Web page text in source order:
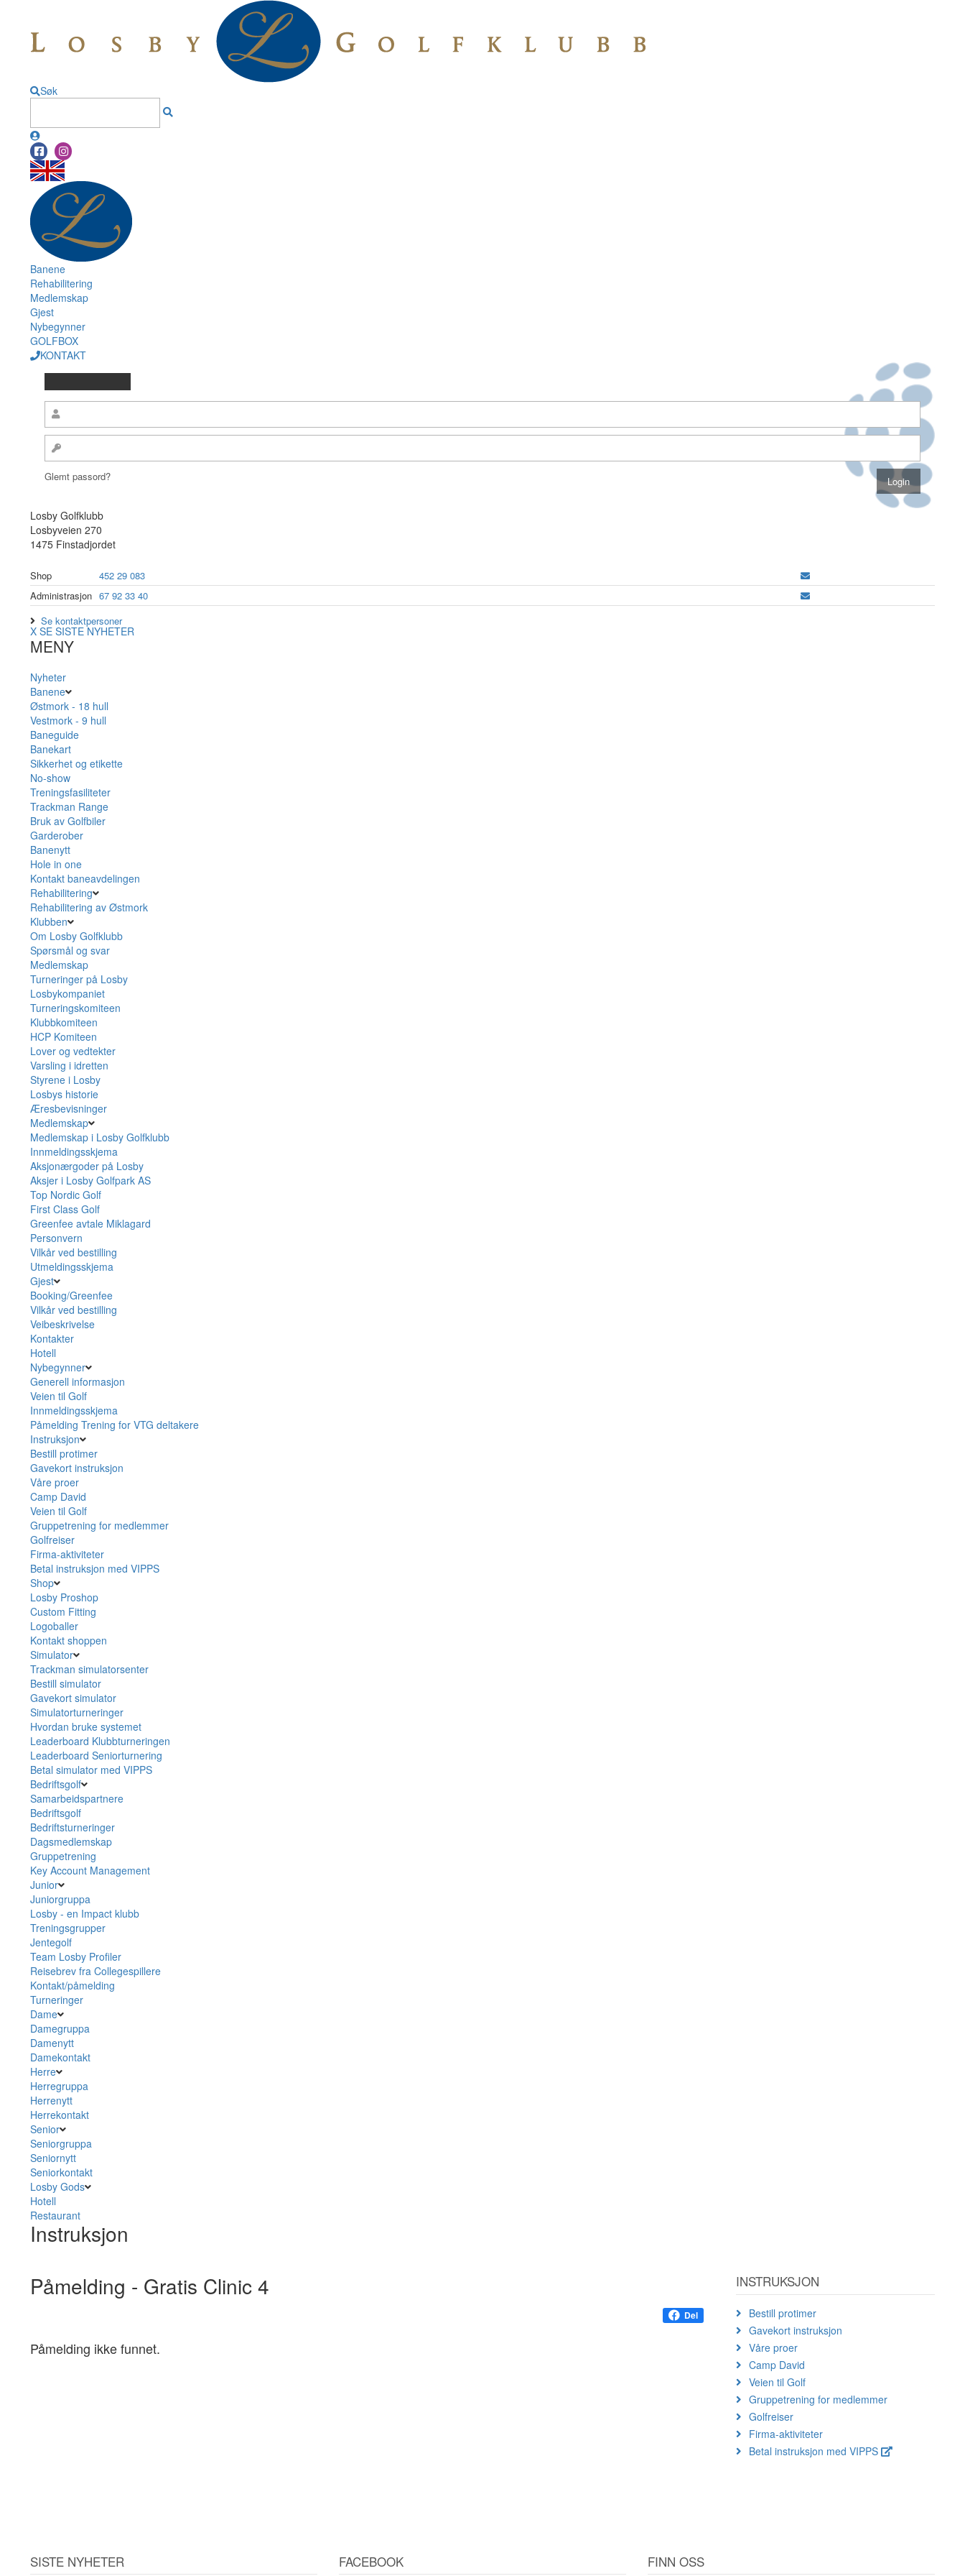
Søk
Banene
Rehabilitering
Medlemskap
Gjest
Nybegynner
GOLFBOX
KONTAKT
Glemt passord?
Losby Golfklubb
Losbyveien 270
1475 Finstadjordet
Shop
452 29 083
Administrasjon 67 92 33 40
Se kontaktpersoner
X SE SISTE NYHETER
MENY
Nyheter
Banene
Østmork - 18 hull
Vestmork - 9 hull
Baneguide
Banekart
Sikkerhet og etikette
No-show
Treningsfasiliteter
Trackman Range
Bruk av Golfbiler
Garderober
Banenytt
Hole in one
Kontakt baneavdelingen
Rehabilitering
Rehabilitering av Østmork
Klubben
Om Losby Golfklubb
Spørsmål og svar
Medlemskap
Turneringer på Losby
Losbykompaniet
Turneringskomiteen
Klubbkomiteen
HCP Komiteen
Lover og vedtekter
Varsling i idretten
Styrene i Losby
Losbys historie
Æresbevisninger
Medlemskap
Medlemskap i Losby Golfklubb
Innmeldingsskjema
Aksjonærgoder på Losby
Aksjer i Losby Golfpark AS
Top Nordic Golf
First Class Golf
Greenfee avtale Miklagard
Personvern
Vilkår ved bestilling
Utmeldingsskjema
Gjest
Booking/Greenfee
Vilkår ved bestilling
Veibeskrivelse
Kontakter
Hotell
Nybegynner
Generell informasjon
Veien til Golf
Innmeldingsskjema
Påmelding Trening for VTG deltakere
Instruksjon
Bestill protimer
Gavekort instruksjon
Våre proer
Camp David
Veien til Golf
Gruppetrening for medlemmer
Golfreiser
Firma-aktiviteter
Betal instruksjon med VIPPS
Shop
Losby Proshop
Custom Fitting
Logoballer
Kontakt shoppen
Simulator
Trackman simulatorsenter
Bestill simulator
Gavekort simulator
Simulatorturneringer
Hvordan bruke systemet
Leaderboard Klubbturneringen
Leaderboard Seniorturnering
Betal simulator med VIPPS
Bedriftsgolf
Samarbeidspartnere
Bedriftsgolf
Bedriftsturneringer
Dagsmedlemskap
Gruppetrening
Key Account Management
Junior
Juniorgruppa
Losby - en Impact klubb
Treningsgrupper
Jentegolf
Team Losby Profiler
Reisebrev fra Collegespillere
Kontakt/påmelding
Turneringer
Dame
Damegruppa
Damenytt
Damekontakt
Herre
Herregruppa
Herrenytt
Herrekontakt
Senior
Seniorgruppa
Seniornytt
Seniorkontakt
Losby Gods
Hotell
Restaurant
Instruksjon
Påmelding - Gratis Clinic 4
Del
Påmelding ikke funnet.
INSTRUKSJON
Bestill protimer
Gavekort instruksjon
Våre proer
Camp David
Veien til Golf
Gruppetrening for medlemmer
Golfreiser
Firma-aktiviteter
Betal instruksjon med VIPPS
SISTE NYHETER FACEBOOK FINN OSS